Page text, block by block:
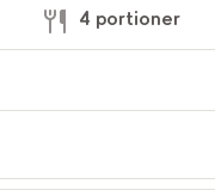
4 portioner